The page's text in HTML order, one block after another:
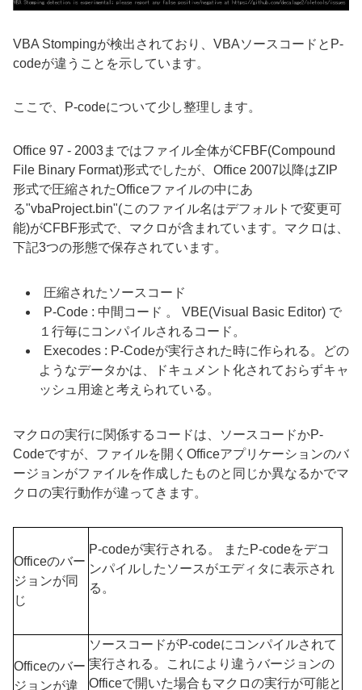
VBA Stompingが検出されており、 VBAソースコードと P-
codeが違うことを示しています。
ここで、 P-codeについて少し整理します。
Office 97 - 2003まではファイル全体がCFBF(Compound
File Binary Format)形式でしたが、Office 2007以降はZIP
形式で圧縮されたOfficeファイルの中にあ
る"vbaProject.bin"(このファイル名はデフォルトで変更可
能)がCFBF形式で、マクロが含まれています。マクロは、
下記3つの形態で保存されています。
圧縮されたソースコード
P-Code : 中間コード 。 VBE(Visual Basic Editor) で
１行毎にコンパイルされるコード。
Execodes : P-Codeが実行された時に作られる。どの
ようなデータかは、ドキュメント化されておらずキャ
ッシュ用途と考えられている。
マクロの実行に関係するコードは、ソースコードかP-
Codeですが、ファイルを開くOfficeアプリケーションのバ
ージョンがファイルを作成したものと同じか異なるかでマ
クロの実行動作が違ってきます。
Officeのバー
ジョンが同
じ
P-codeが実行される。 またP-codeをデコ
ンパイルしたソースがエディタに表示され
る。
Officeのバー
ジョンが違
ソースコードがP-codeにコンパイルされて
実行される。これにより違うバージョンの
Officeで開いた場合もマクロの実行が可能と